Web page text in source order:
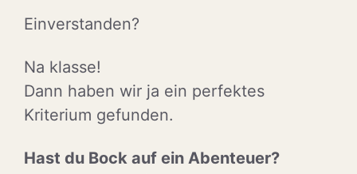
Einverstanden?
Na klasse!
Dann haben wir ja ein perfektes
Kriterium gefunden.
Hast du Bock auf ein Abenteuer?